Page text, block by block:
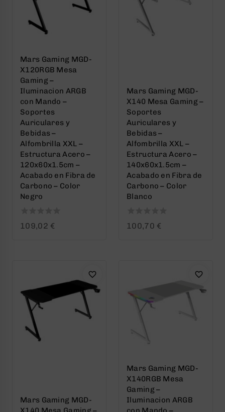
Mars Gaming MGD-
X120RGB Mesa
Gaming –
Iluminacion ARGB
con Mando –
Soportes
Auriculares y
Bebidas –
Alfombrilla XXL –
Estructura Acero –
120x60x1.5cm –
Acabado en Fibra de
Carbono – Color
Negro
0109,02 €
Mars Gaming MGD-
X140 Mesa Gaming –
Soportes
Auriculares y
Bebidas –
Alfombrilla XXL –
Estructura Acero –
140x60x1.5cm –
Acabado en Fibra de
Carbono – Color
Blanco
0100,70 €
Mars Gaming MGD-
Mars Gaming MGD-
X140RGB Mesa
Gaming –
Iluminacion ARGB